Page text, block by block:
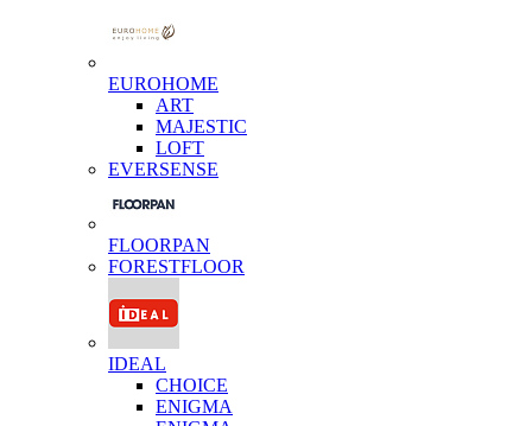
EUROHOME
ART
MAJESTIC
LOFT
EVERSENSE
FLOORPAN
FORESTFLOOR
IDEAL
CHOICE
ENIGMA